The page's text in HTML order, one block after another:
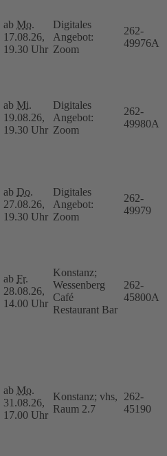
ab Mo.
17.08.26,
19.30 Uhr
Digitales
Angebot:
Zoom
262-
49976A
ab Mi.
19.08.26,
19.30 Uhr
Digitales
Angebot:
Zoom
262-
49980A
ab Do.
27.08.26,
19.30 Uhr
Digitales
Angebot:
Zoom
262-
49979
ab Fr.
28.08.26,
14.00 Uhr
Konstanz;
Wessenberg
Café
Restaurant Bar
262-
45800A
ab Mo.
31.08.26,
17.00 Uhr
Konstanz; vhs,
Raum 2.7
262-
45190